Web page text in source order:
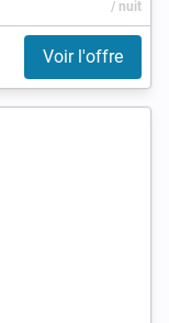
/ nuit
Voir l'offre